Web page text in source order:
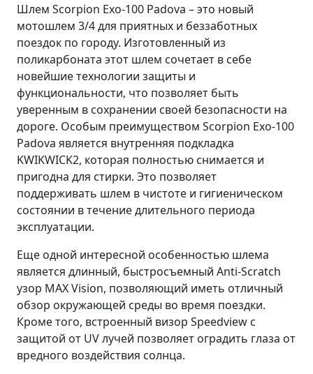
Шлем Scorpion Exo-100 Padova – это новый
мотошлем 3/4 для приятных и беззаботных
поездок по городу. Изготовленный из
поликарбоната этот шлем сочетает в себе
новейшие технологии защиты и
функциональности, что позволяет быть
уверенным в сохранении своей безопасности на
дороге. Особым преимуществом Scorpion Exo-100
Padova является внутренняя подкладка
KWIKWICK2, которая полностью снимается и
пригодна для стирки. Это позволяет
поддерживать шлем в чистоте и гигиеническом
состоянии в течение длительного периода
эксплуатации.
Еще одной интересной особенностью шлема
является длинный, быстросъемный Anti-Scratch
узор MAX Vision, позволяющий иметь отличный
обзор окружающей среды во время поездки.
Кроме того, встроенный визор Speedview с
защитой от UV лучей позволяет оградить глаза от
вредного воздействия солнца.